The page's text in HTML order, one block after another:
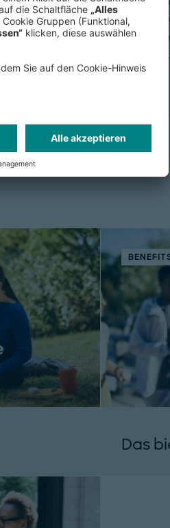
ist vergleichbar mit einem
wie bei den Projekten
gemeinsam umzusetzen
zu erzielen.
Das